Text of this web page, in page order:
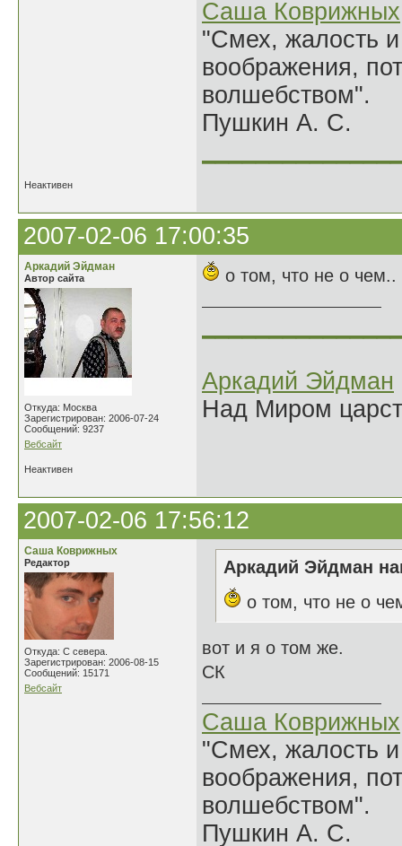
Саша Коврижных
"Смех, жалость
воображения,
волшебством".
Пушкин А. С.
Неактивен
2007-02-06 17:00:35
Аркадий Эйдман
Автор сайта
Откуда: Москва
Зарегистрирован: 2006-07-24
Сообщений: 9237
Вебсайт
о том, что не о чем..
Аркадий Эйдман
Над Миром
Неактивен
2007-02-06 17:56:12
Саша Коврижных
Редактор
Откуда: С севера.
Зарегистрирован: 2006-08-15
Сообщений: 15171
Вебсайт
Аркадий Эйдман
о том, что не о
вот и я о том же.
СК
Саша Коврижных
"Смех, жалость
воображения,
волшебством".
Пушкин А. С.